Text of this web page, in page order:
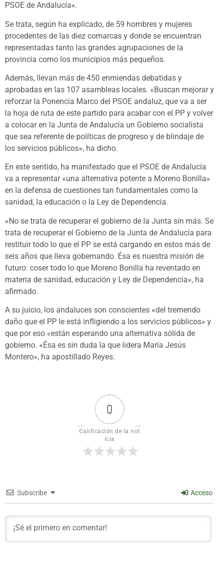
PSOE de Andalucía».
Se trata, según ha explicado, de 59 hombres y mujeres
procedentes de las diez comarcas y donde se encuentran
representadas tanto las grandes agrupaciones de la
provincia como los municipios más pequeños.
Además, llevan más de 450 enmiendas debatidas y
aprobadas en las 107 asambleas locales. «Buscan mejorar y
reforzar la Ponencia Marco del PSOE andaluz, que va a ser
la hoja de ruta de este partido para acabar con el PP y volver
a colocar en la Junta de Andalucía un Gobierno socialista
que sea referente de políticas de progreso y de blindaje de
los servicios públicos», ha dicho.
En este sentido, ha manifestado que el PSOE de Andalucía
va a representar «una alternativa potente a Moreno Bonilla»
en la defensa de cuestiones tan fundamentales como la
sanidad, la educación o la Ley de Dependencia.
«No se trata de recuperar el gobierno de la Junta sin más. Se
trata de recuperar el Gobierno de la Junta de Andalucía para
restituir todo lo que el PP se está cargando en estos más de
seis años que lleva gobernando. Ésa es nuestra misión de
futuro: coser todo lo que Moreno Bonilla ha reventado en
materia de sanidad, educación y Ley de Dependencia», ha
afirmado.
A su juicio, los andaluces son conscientes «del tremendo
daño que el PP le está infligiendo a los servicios públicos» y
que por eso «están esperando una alternativa sólida de
gobierno. «Ésa es sin duda la que lidera María Jesús
Montero», ha apostillado Reyes.
0
Calificación de la not
icia
Subscribe Acceso